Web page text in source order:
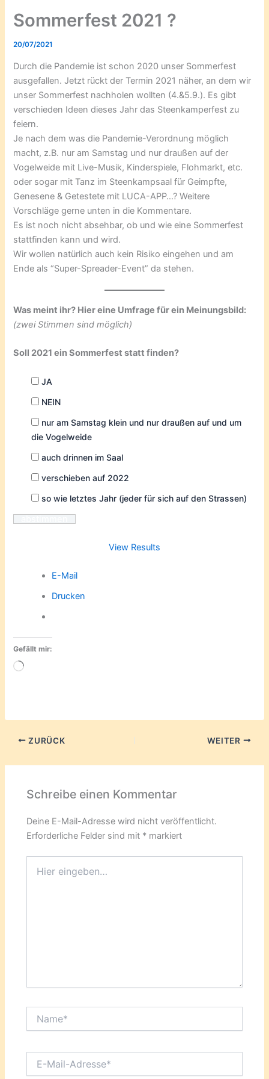
Sommerfest 2021 ?
20/07/2021
Durch die Pandemie ist schon 2020 unser Sommerfest
ausgefallen. Jetzt rückt der Termin 2021 näher, an dem wir
unser Sommerfest nachholen wollten (4.&5.9.). Es gibt
verschieden Ideen dieses Jahr das Steenkamperfest zu
feiern.
Je nach dem was die Pandemie-Verordnung möglich
macht, z.B. nur am Samstag und nur draußen auf der
Vogelweide mit Live-Musik, Kinderspiele, Flohmarkt, etc.
oder sogar mit Tanz im Steenkampsaal für Geimpfte,
Genesene & Getestete mit LUCA-APP…? Weitere
Vorschläge gerne unten in die Kommentare.
Es ist noch nicht absehbar, ob und wie eine Sommerfest
stattfinden kann und wird.
Wir wollen natürlich auch kein Risiko eingehen und am
Ende als “Super-Spreader-Event” da stehen.
Was meint ihr? Hier eine Umfrage für ein Meinungsbild:
(zwei Stimmen sind möglich)
Soll 2021 ein Sommerfest statt finden?
JA
NEIN
nur am Samstag klein und nur draußen auf und um
die Vogelweide
auch drinnen im Saal
verschieben auf 2022
so wie letztes Jahr (jeder für sich auf den Strassen)
View Results
E-Mail
Drucken
Gefällt mir:
Wird
ZURÜCK WEITER
Schreibe einen Kommentar
Deine E-Mail-Adresse wird nicht veröffentlicht.
Erforderliche Felder sind mit * markiert
eingeben…
Mail-